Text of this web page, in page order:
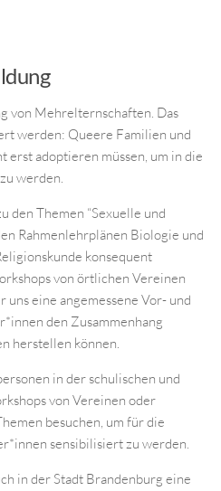
von Mehrelternschaften. Das
werden: Queere Familien und
adoptieren müssen, um in die
werden.
den Themen “Sexuelle und
Rahmenlehrplänen Biologie und
konsequent
von örtlichen Vereinen
eine angemessene Vor- und
den Zusammenhang
herstellen können.
in der schulischen und
von Vereinen oder
besuchen, um für die
sensibilisiert zu werden.
in der Stadt Brandenburg eine